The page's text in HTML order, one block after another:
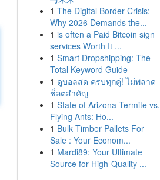
1 The Digital Border Crisis:
Why 2026 Demands the...
1 is often a Paid Bitcoin sign
services Worth It ...
1 Smart Dropshipping: The
Total Keyword Guide
1 ดูบอลสด ครบทุกคู่! ไม่พลาด
ช็อตสำคัญ
1 State of Arizona Termite vs.
Flying Ants: Ho...
1 Bulk Timber Pallets For
Sale : Your Econom...
1 Mardi89: Your Ultimate
Source for High-Quality ...